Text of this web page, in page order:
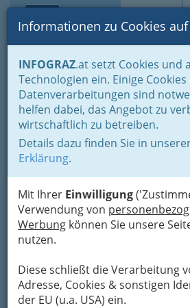
Suche
Informationen zu Cookies
INFOGRAZ.at setzt Cookies und
Technologien ein. Einige Cookies
Datenverarbeitungen sind
helfen dabei, das Angebot zu
wirtschaftlich zu betreiben.
Details dazu finden Sie in
Erklärung.
Mit Ihrer Einwilligung
Verwendung von
Werbung können Sie unsere
nutzen.
Diese schließt die Verarbeitung
Adresse, Cookies & sonstigen
der EU (u.a. USA) ein.
Home Branchen
Bauen - der Weg
Immobilienbüros, Immobilienmakler,
Immobilientreuhänder
Immobilienmakler und
Heribert
Ferdinand-von-Saar-Weg 5, 8042
+43 3464 2835
+43 3464 2835 - 4
Karte
Adresse mit Google Maps